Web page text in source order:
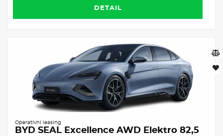
DETAIL
Operativní leasing
BYD SEAL Excellence AWD Elektro 82,5